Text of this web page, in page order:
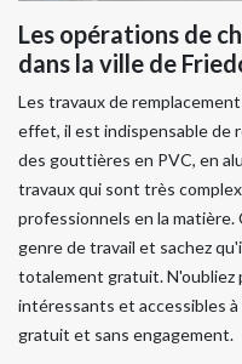
Les opérations de
dans la ville de
Les travaux de
effet, il est indispensable de
des gouttières en PVC, en
travaux qui sont très
professionnels en la
genre de travail et sachez
totalement gratuit. N'oubliez
intéressants et accessibles
gratuit et sans engagement.